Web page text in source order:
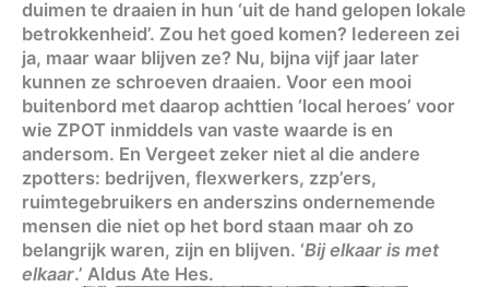
duimen te draaien in hun ‘uit de hand gelopen lokale
betrokkenheid’. Zou het goed komen? Iedereen zei
ja, maar waar blijven ze? Nu, bijna vijf jaar later
kunnen ze schroeven draaien. Voor een mooi
buitenbord met daarop achttien ‘local heroes’ voor
wie ZPOT inmiddels van vaste waarde is en
andersom. En Vergeet zeker niet al die andere
zpotters: bedrijven, flexwerkers, zzp’ers,
ruimtegebruikers en anderszins ondernemende
mensen die niet op het bord staan maar oh zo
belangrijk waren, zijn en blijven. ‘Bij elkaar is met
elkaar.’ Aldus Ate Hes.